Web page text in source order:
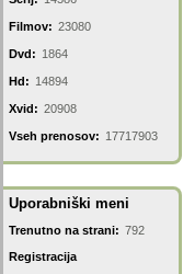
Filmov: 23080
Dvd: 1864
Hd: 14894
Xvid: 20908
Vseh prenosov: 17717903
Uporabniški meni
Trenutno na strani: 792
Registracija